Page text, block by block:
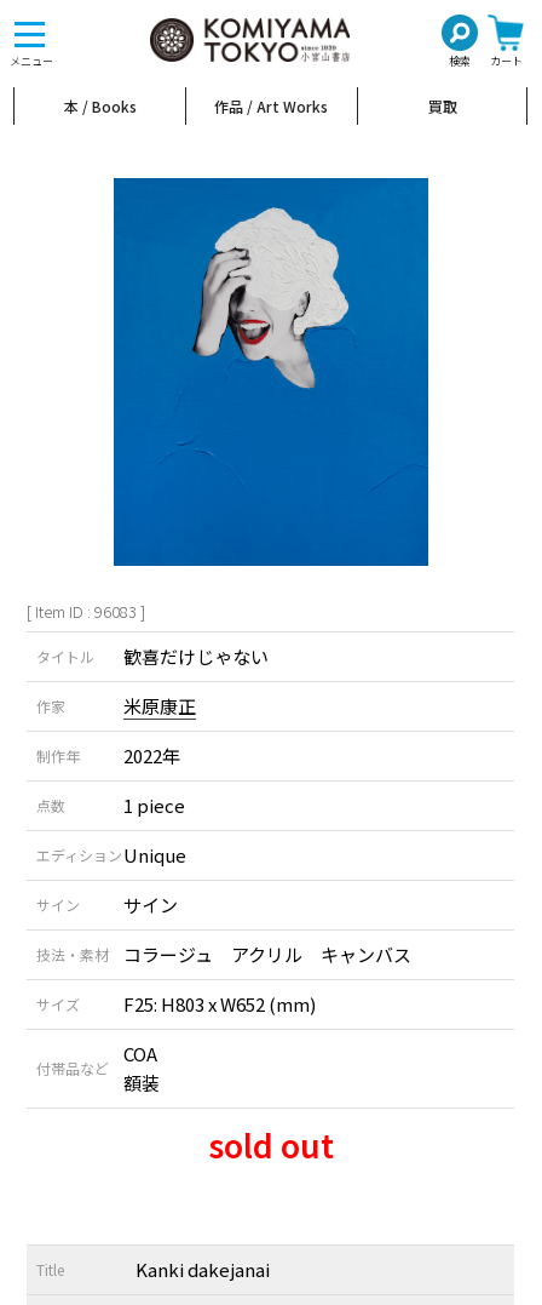
メニュー 検索 カート
toggle
navigation
本 / Books 作品 / Art Works 買取
[ Item ID : 96083 ]
タイトル 歓喜だけじゃない
作家 米原康正
制作年 2022年
点数 1 piece
エディションUnique
サイン サイン
技法・素材 コラージュ アクリル キャンバス
サイズ F25: H803 x W652 (mm)
付帯品など
COA
額装
sold out
Title Kanki dakejanai